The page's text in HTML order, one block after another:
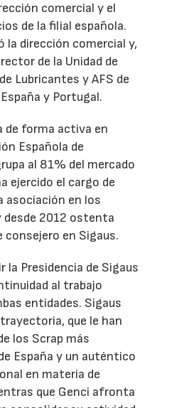
comercial y el
de la filial española.
la dirección comercial y,
de la Unidad de
Lubricantes y AFS de
y Portugal.
de forma activa en
Española de
al 81% del mercado
ejercido el cargo de
asociación en los
2012 ostenta
consejero en Sigaus.
la Presidencia de Sigaus
al trabajo
entidades. Sigaus
que le han
los Scrap más
España y un auténtico
en materia de
que Genci afronta